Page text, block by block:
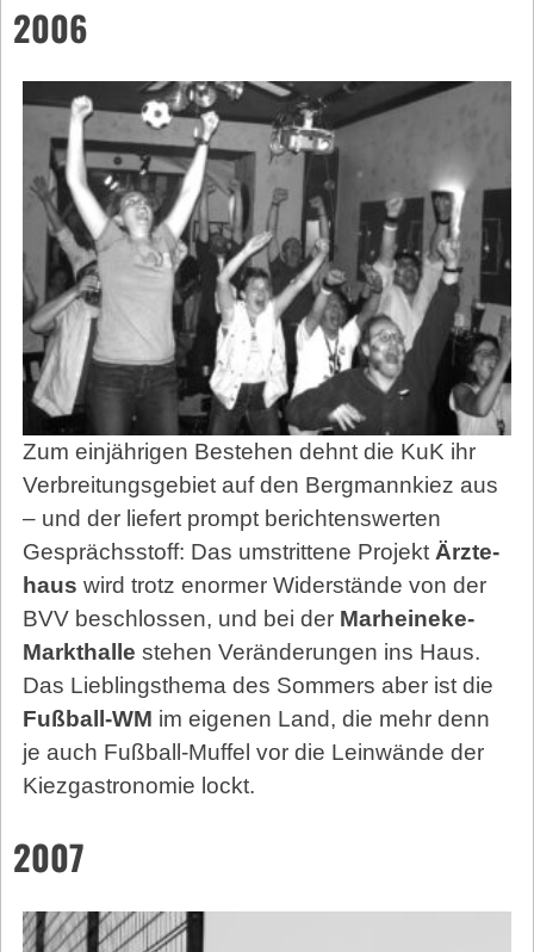
2006
Zum einjährigen Bestehen dehnt die KuK ihr
Verbreitungsgebiet auf den Bergmannkiez aus
– und der liefert prompt berichtenswerten
Gesprächsstoff: Das umstrittene Projekt Ärzte­
haus wird trotz enormer Widerstände von der
BVV beschlossen, und bei der Marheineke-
Markthalle stehen Veränderungen ins Haus.
Das Lieblingsthema des Sommers aber ist die
Fußball-WM im eigenen Land, die mehr denn
je auch Fußball-Muffel vor die Leinwände der
Kiezgastronomie lockt.
2007